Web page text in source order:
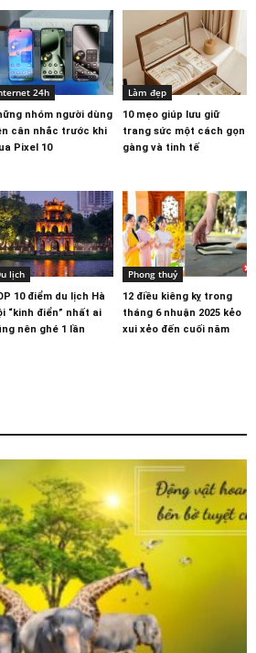
24h
nhóm người dùng
cân nhắc trước khi
Pixel 10
Làm đẹp
10 mẹo giúp lưu giữ
trang sức một cách gọn
gàng và tinh tế
lịch
10 điểm du lịch Hà
“kinh điển” nhất ai
nên ghé 1 lần
Phong thuỷ
12 điều kiêng kỵ trong
tháng 6 nhuận 2025 kẻo
xui xẻo đến cuối năm